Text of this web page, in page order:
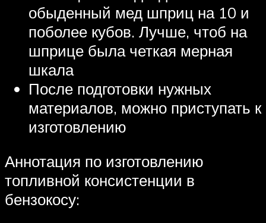
обыденный мед шприц на 10 и
поболее кубов. Лучше, чтоб на
шприце была четкая мерная
шкала
После подготовки нужных
материалов, можно приступать к
изготовлению
Аннотация по изготовлению
топливной консистенции в
бензокосу: